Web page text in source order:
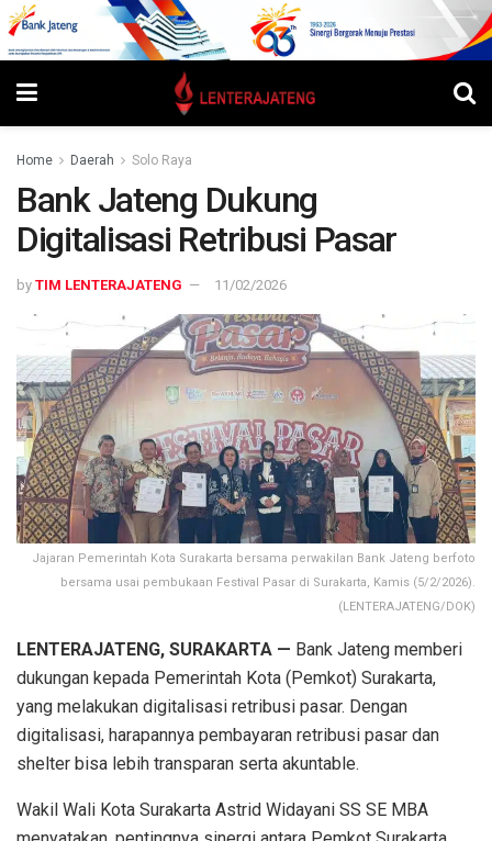
Home Daerah Solo Raya
Bank Jateng Dukung
Digitalisasi Retribusi Pasar
by TIM LENTERAJATENG 11/02/2026
Jajaran Pemerintah Kota Surakarta bersama perwakilan Bank Jateng berfoto
bersama usai pembukaan Festival Pasar di Surakarta, Kamis (5/2/2026).
(LENTERAJATENG/DOK)
LENTERAJATENG, SURAKARTA — Bank Jateng memberi
dukungan kepada Pemerintah Kota (Pemkot) Surakarta,
yang melakukan digitalisasi retribusi pasar. Dengan
digitalisasi, harapannya pembayaran retribusi pasar dan
shelter bisa lebih transparan serta akuntable.
Wakil Wali Kota Surakarta Astrid Widayani SS SE MBA